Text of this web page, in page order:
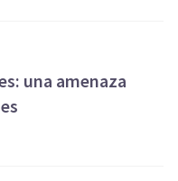
una amenaza